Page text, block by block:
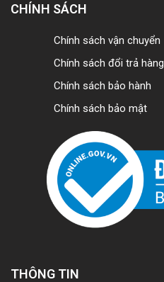
CHÍNH SÁCH
Chính sách vận chuyển
Chính sách đổi trả hàng
Chính sách bảo hành
Chính sách bảo mật
THÔNG TIN